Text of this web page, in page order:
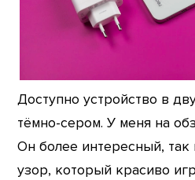
Доступно устройство в
тёмно-сером. У меня на
Он более интересный, так
узор, который красиво